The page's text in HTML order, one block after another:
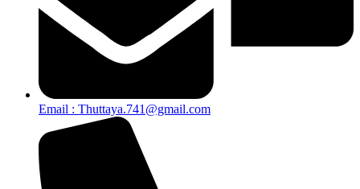
Email : Thuttaya.741@gmail.com